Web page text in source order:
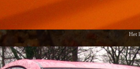
Het